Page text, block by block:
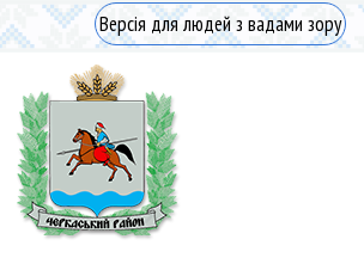
Версія для людей з вадами зору